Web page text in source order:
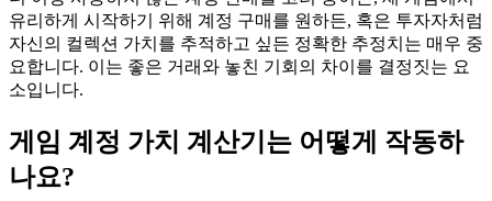
유리하게 시작하기 위해 계정 구매를 원하든, 혹은 투자자처럼
자신의 컬렉션 가치를 추적하고 싶든 정확한 추정치는 매우 중
요합니다. 이는 좋은 거래와 놓친 기회의 차이를 결정짓는 요
소입니다.
게임 계정 가치 계산기는 어떻게 작동하
나요?